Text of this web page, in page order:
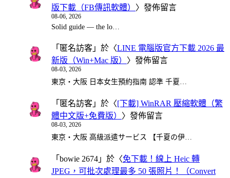
版下載（FB傳訊軟體） 〉發佈留言
08-06, 2026
Solid guide — the lo…
「 匿名訪客 」於〈LINE 電腦版官方下載 2026 最
新版（Win+Mac 版） 〉發佈留言
08-03, 2026
東京・大阪 日本女生預約指南 認準 千夏…
「 匿名訪客 」於〈[下載] WinRAR 壓縮軟體（繁
體中文版+免費版） 〉發佈留言
08-03, 2026
東京・大阪 高級派遣サービス 【千夏の伊…
「 bowie 2674 」於〈免下載！線上 Heic 轉
JPEG，可批次處理最多 50 張照片！（Convert